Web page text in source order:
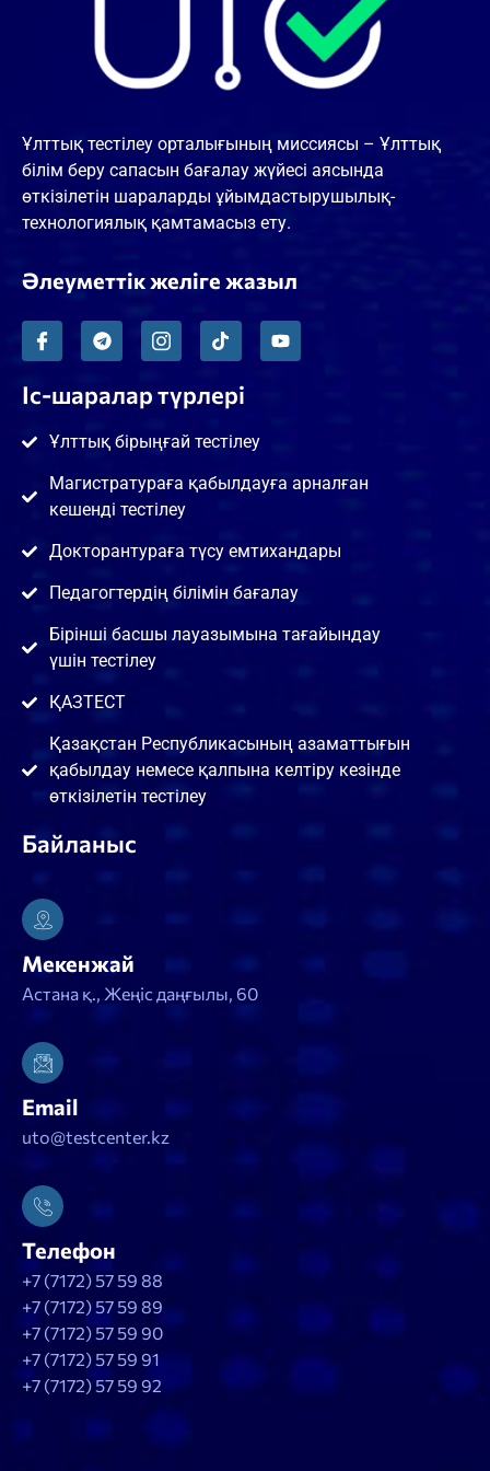
Ұлттық тестілеу орталығының миссиясы – Ұлттық
білім беру сапасын бағалау жүйесі аясында
өткізілетін шараларды ұйымдастырушылық-
технологиялық қамтамасыз ету.
Әлеуметтік желіге жазыл
Іс-шаралар түрлері
Ұлттық бірыңғай тестілеу
Магистратураға қабылдауға арналған
кешенді тестілеу
Докторантураға түсу емтихандары
Педагогтердің білімін бағалау
Бірінші басшы лауазымына тағайындау
үшін тестілеу
ҚАЗТЕСТ
Қазақстан Республикасының азаматтығын
қабылдау немесе қалпына келтіру кезінде
өткізілетін тестілеу
Байланыс
Мекенжай
Астана қ., Жеңіс даңғылы, 60
Email
uto@testcenter.kz
Телефон
+7 (7172) 57 59 88
+7 (7172) 57 59 89
+7 (7172) 57 59 90
+7 (7172) 57 59 91
+7 (7172) 57 59 92